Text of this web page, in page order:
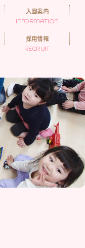
入園案内
INFORMATION
採用情報
RECRUIT